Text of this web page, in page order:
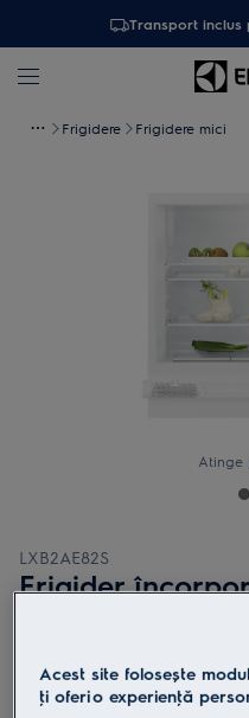
Transport inclus
Frigidere Frigidere mici
Atinge
LXB2AE82S
Frigider
Acest site folosește
ţi oferi o experienţă